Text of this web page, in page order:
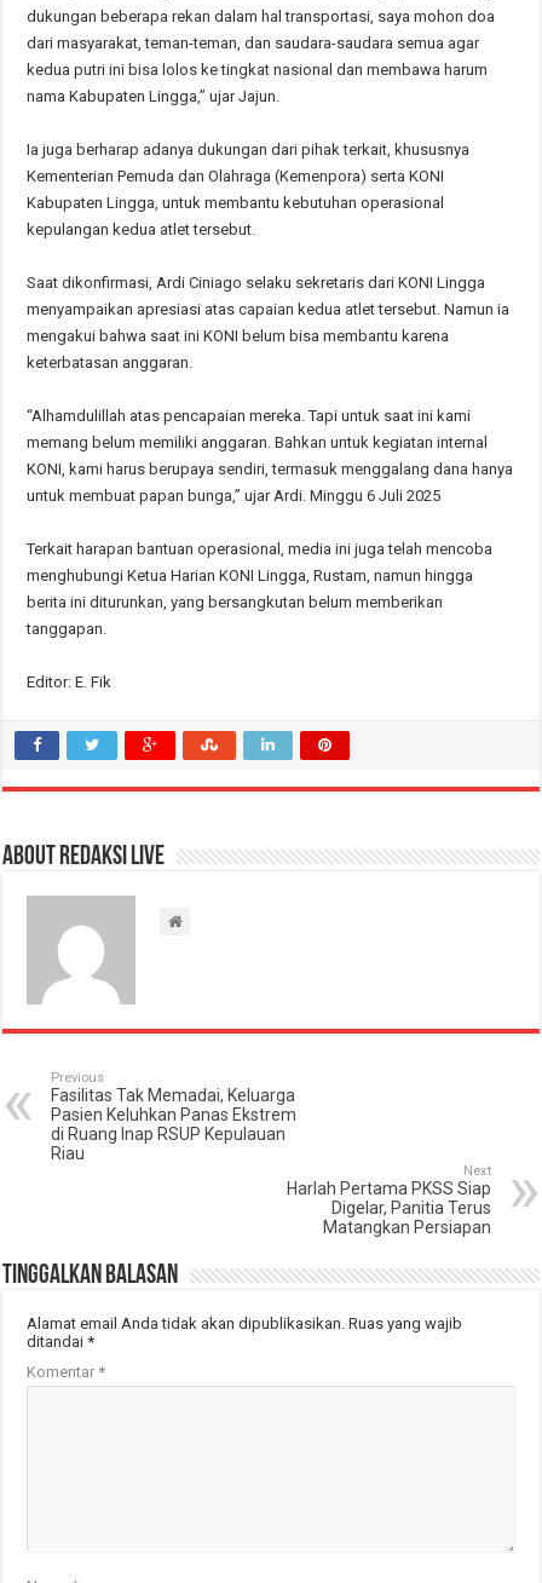
dukungan beberapa rekan dalam hal transportasi, saya mohon doa
dari masyarakat, teman-teman, dan saudara-saudara semua agar
kedua putri ini bisa lolos ke tingkat nasional dan membawa harum
nama Kabupaten Lingga,” ujar Jajun.
Ia juga berharap adanya dukungan dari pihak terkait, khususnya
Kementerian Pemuda dan Olahraga (Kemenpora) serta KONI
Kabupaten Lingga, untuk membantu kebutuhan operasional
kepulangan kedua atlet tersebut.
Saat dikonfirmasi, Ardi Ciniago selaku sekretaris dari KONI Lingga
menyampaikan apresiasi atas capaian kedua atlet tersebut. Namun ia
mengakui bahwa saat ini KONI belum bisa membantu karena
keterbatasan anggaran.
“Alhamdulillah atas pencapaian mereka. Tapi untuk saat ini kami
memang belum memiliki anggaran. Bahkan untuk kegiatan internal
KONI, kami harus berupaya sendiri, termasuk menggalang dana hanya
untuk membuat papan bunga,” ujar Ardi. Minggu 6 Juli 2025
Terkait harapan bantuan operasional, media ini juga telah mencoba
menghubungi Ketua Harian KONI Lingga, Rustam, namun hingga
berita ini diturunkan, yang bersangkutan belum memberikan
tanggapan.
Editor: E. Fik
About Redaksi Live
Previous
Fasilitas Tak Memadai, Keluarga
Pasien Keluhkan Panas Ekstrem
di Ruang Inap RSUP Kepulauan
Riau
Next
Harlah Pertama PKSS Siap
Digelar, Panitia Terus
Matangkan Persiapan
Tinggalkan Balasan
Alamat email Anda tidak akan dipublikasikan. Ruas yang wajib
ditandai*
Komentar*